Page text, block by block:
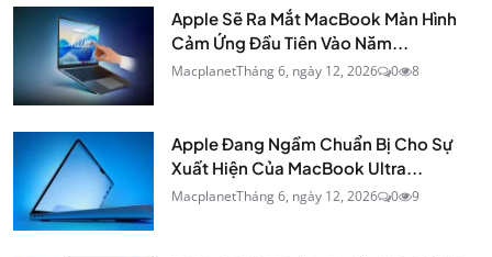
Apple Sẽ Ra Mắt MacBook Màn Hình
Cảm Ứng Đầu Tiên Vào Năm...
MacplanetTháng 6, ngày 12, 2026 0 8
Apple Đang Ngầm Chuẩn Bị Cho Sự
Xuất Hiện Của MacBook Ultra...
MacplanetTháng 6, ngày 12, 2026 0 9